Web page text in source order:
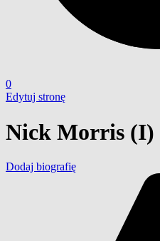
0
Edytuj stronę
Nick Morris (I)
Dodaj biografię